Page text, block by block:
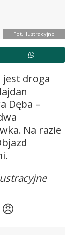
Fot. ilustracyjne
jest droga
Dęba –
Na razie